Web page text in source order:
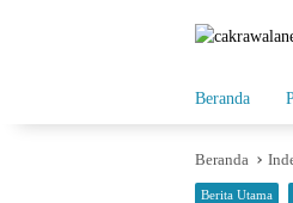
Beranda
Beranda
Berita Utama